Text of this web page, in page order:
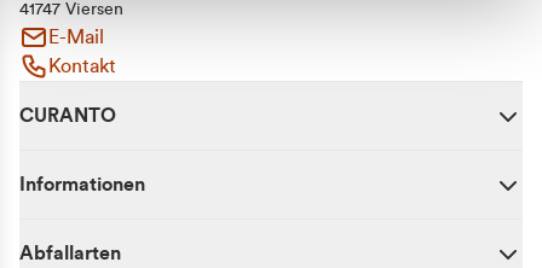
41747 Viersen
E-Mail
Kontakt
CURANTO
Informationen
Abfallarten